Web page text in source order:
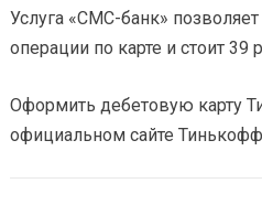
Услуга «СМС-банк»
операции по карте и стоит 39
Оформить дебетовую карту
официальном сайте